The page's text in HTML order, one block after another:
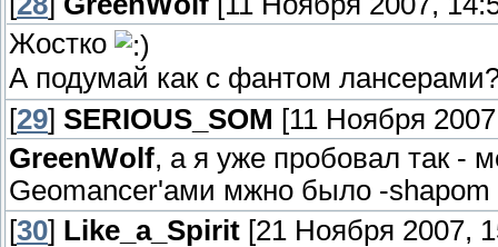
Жостко
А подумай как с фантом
[29] SERIOUS_SOM [11 Ноября
GreenWolf, а я уже пробовал так -
Geomancer'ами мжно было -shapom
[30] Like_a_Spirit [21 Ноября 2007,